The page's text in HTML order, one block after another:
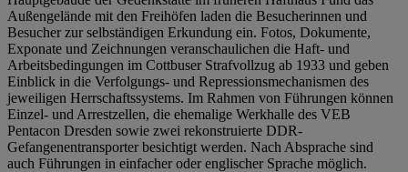
Außengelände mit den Freihöfen laden die Besucherinnen und
Besucher zur selbständigen Erkundung ein. Fotos, Dokumente,
Exponate und Zeichnungen veranschaulichen die Haft- und
Arbeitsbedingungen im Cottbuser Strafvollzug ab 1933 und geben
Einblick in die Verfolgungs- und Repressionsmechanismen des
jeweiligen Herrschaftssystems. Im Rahmen von Führungen können
Einzel- und Arrestzellen, die ehemalige Werkhalle des VEB
Pentacon Dresden sowie zwei rekonstruierte DDR-
Gefangenentransporter besichtigt werden. Nach Absprache sind
auch Führungen in einfacher oder englischer Sprache möglich.